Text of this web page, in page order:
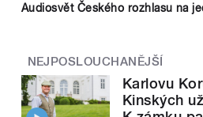
Audiosvět Českého rozhlasu na
NEJPOSLOUCHANĚJŠÍ
Karlovu
Kinských